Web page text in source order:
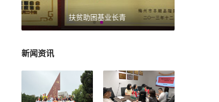
扶贫助困基业长青
新闻资讯